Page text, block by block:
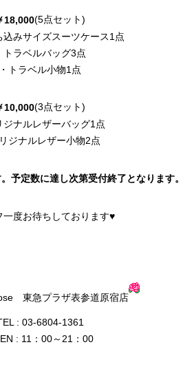
18,000(5点セット)
込みサイズスーツケース1点
トラベルバッグ3点
・トラベル小物1点
10,000(3点セット)
ジナルレザーバッグ1点
リジナルレザー小物2点
予定数に達し次第受付終了となります。
一度お待ちしております♥
東急プラザ表参道原宿店
: 03-6804-1361
: 11：00～21：00